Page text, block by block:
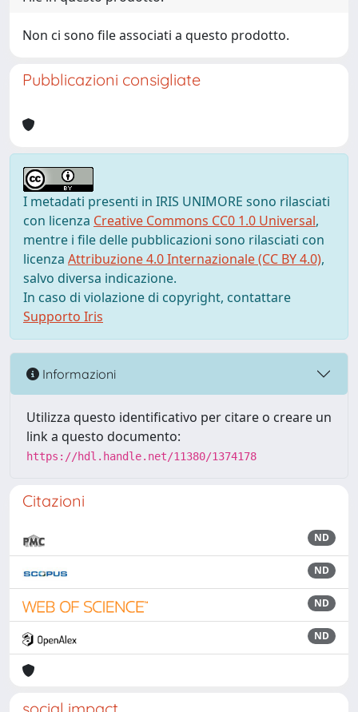
Non ci sono file associati a questo prodotto.
Pubblicazioni consigliate
I metadati presenti in IRIS UNIMORE sono rilasciati
con licenza Creative Commons CC0 1.0 Universal,
mentre i file delle pubblicazioni sono rilasciati con
licenza Attribuzione 4.0 Internazionale (CC BY 4.0),
salvo diversa indicazione.
In caso di violazione di copyright, contattare
Supporto Iris
Informazioni
Utilizza questo identificativo per citare o creare un
link a questo documento:
https://hdl.handle.net/11380/1374178
Citazioni
ND
ND
ND
ND